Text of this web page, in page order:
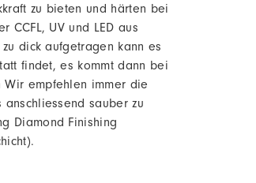
zu bieten und härten bei
CCFL, UV und LED aus
dick aufgetragen kann es
findet, es kommt dann bei
empfehlen immer die
sauber zu
Diamond Finishing